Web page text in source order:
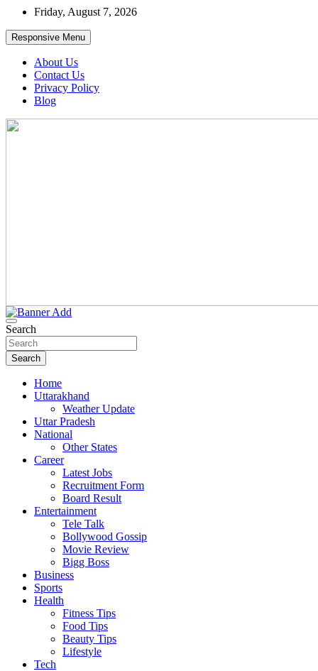
Skip
content
Friday, August 7, 2026
Responsive Menu
About Us
Contact Us
Privacy Policy
Blog
Search
Search
Home
Uttarakhand
Weather Update
Uttar Pradesh
National
Other States
Career
Latest Jobs
Recruitment Form
Board Result
Entertainment
Tele Talk
Bollywood Gossip
Movie Review
Bigg Boss
Business
Sports
Health
Fitness Tips
Food Tips
Beauty Tips
Lifestyle
Tech